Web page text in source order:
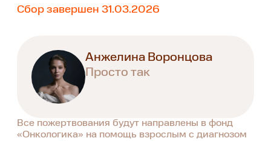
Сбор завершен 31.03.2026
Анжелина Воронцова
Просто так
Все пожертвования будут направлены в фонд
«Онкологика» на помощь взрослым с диагнозом